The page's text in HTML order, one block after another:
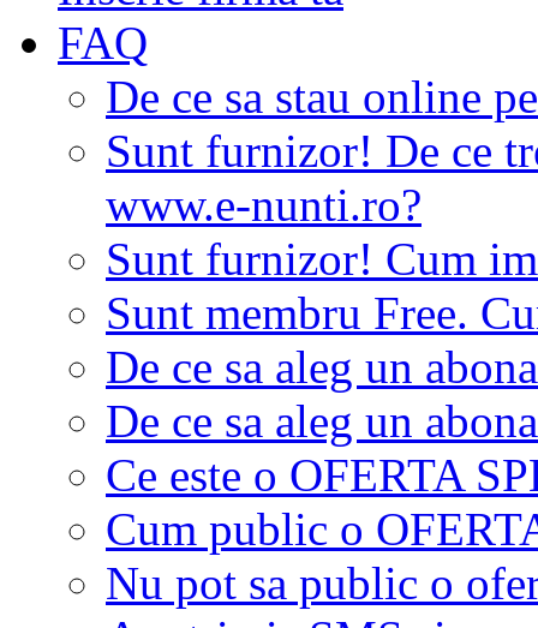
FAQ
De ce sa stau online
Sunt furnizor! De ce
www.e-nunti.ro?
Sunt furnizor! Cum
Sunt membru Free.
De ce sa aleg un
De ce sa aleg un
Ce este o OFERTA
Cum public o
Nu pot sa public o